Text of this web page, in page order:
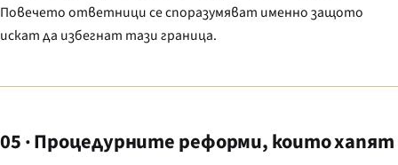
Повечето ответници се споразумяват именно защото
искат да избегнат тази граница.
05 · Процедурните реформи, които хапят